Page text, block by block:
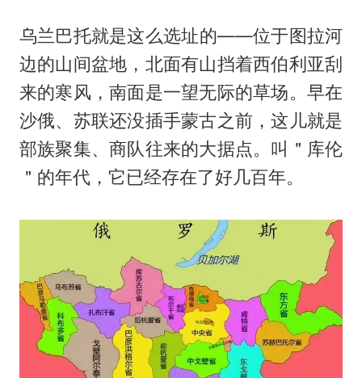
乌兰巴托就是这么选址的——位于图拉河
边的山间盆地，北面有山挡着西伯利亚刮
来的寒风，南面是一望无际的草场。早在
沙俄、苏联还没插手蒙古之前，这儿就是
部族聚集、商队往来的大据点。叫＂库伦
＂的年代，它已经存在了好几百年。